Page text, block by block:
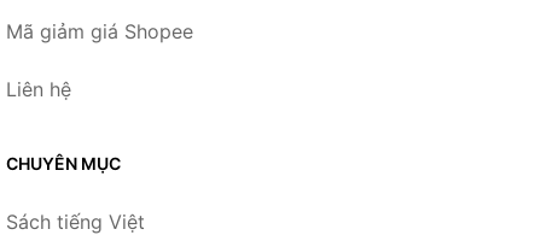
Mã giảm giá Shopee
Liên hệ
CHUYÊN MỤC
Sách tiếng Việt